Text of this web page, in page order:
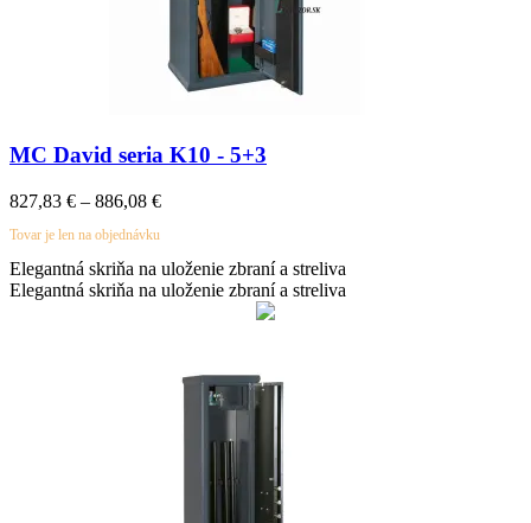
MC David seria K10 - 5+3
827,83 € – 886,08 €Price
through
886,08 €
Tovar je len na objednávku
Elegantná skriňa na uloženie zbraní a streliva
Elegantná skriňa na uloženie zbraní a streliva